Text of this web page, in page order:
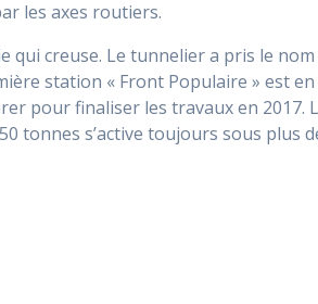
les axes routiers.
qui creuse. Le tunnelier a pris le
station « Front Populaire » est
pour finaliser les travaux en 2017.
tonnes s’active toujours sous plus